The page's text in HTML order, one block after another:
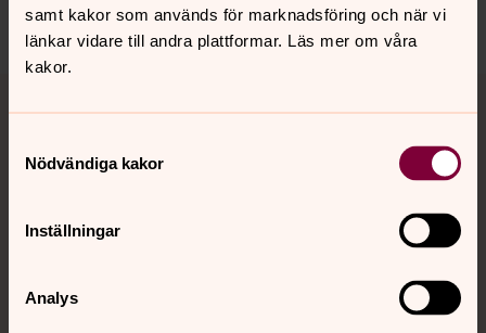
samt kakor som används för marknadsföring och när vi
länkar vidare till andra plattformar. Läs mer om våra
kakor.
Nödvändiga kakor
Inställningar
Analys
Dela